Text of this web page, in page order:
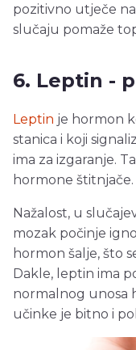
pozitivno utječe
slučaju pomaže
6. Leptin -
Leptin je hormon
stanica i koji
ima za izgaranje.
hormone štitnjače.
Nažalost, u
mozak počinje
hormon šalje, što
Dakle, leptin ima
normalnog unosa
učinke je bitno i